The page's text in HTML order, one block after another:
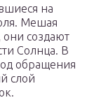
на
Мешая
создают
Солнца. В
обращения
слой